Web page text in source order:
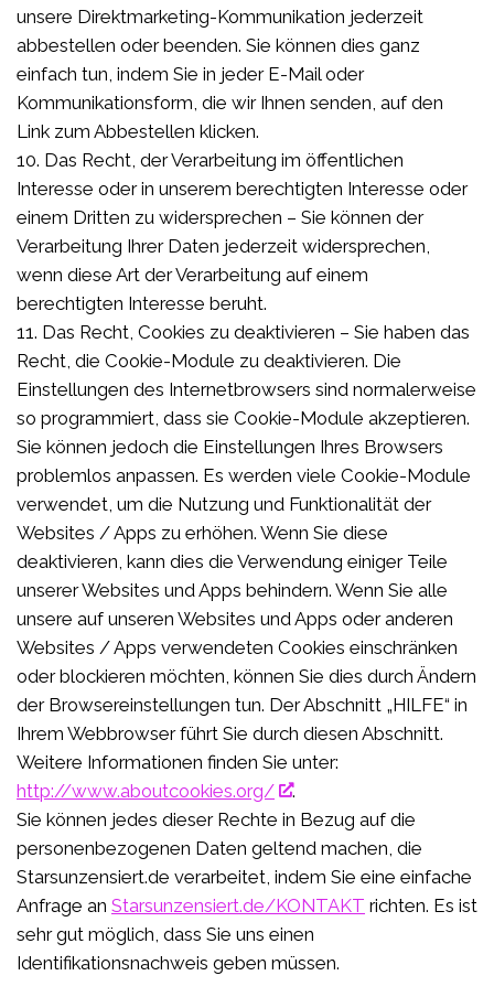
unsere Direktmarketing-Kommunikation jederzeit
abbestellen oder beenden. Sie können dies ganz
einfach tun, indem Sie in jeder E-Mail oder
Kommunikationsform, die wir Ihnen senden, auf den
Link zum Abbestellen klicken.
10. Das Recht, der Verarbeitung im öffentlichen
Interesse oder in unserem berechtigten Interesse oder
einem Dritten zu widersprechen – Sie können der
Verarbeitung Ihrer Daten jederzeit widersprechen,
wenn diese Art der Verarbeitung auf einem
berechtigten Interesse beruht.
11. Das Recht, Cookies zu deaktivieren – Sie haben das
Recht, die Cookie-Module zu deaktivieren. Die
Einstellungen des Internetbrowsers sind normalerweise
so programmiert, dass sie Cookie-Module akzeptieren.
Sie können jedoch die Einstellungen Ihres Browsers
problemlos anpassen. Es werden viele Cookie-Module
verwendet, um die Nutzung und Funktionalität der
Websites / Apps zu erhöhen. Wenn Sie diese
deaktivieren, kann dies die Verwendung einiger Teile
unserer Websites und Apps behindern. Wenn Sie alle
unsere auf unseren Websites und Apps oder anderen
Websites / Apps verwendeten Cookies einschränken
oder blockieren möchten, können Sie dies durch Ändern
der Browsereinstellungen tun. Der Abschnitt „HILFE“ in
Ihrem Webbrowser führt Sie durch diesen Abschnitt.
Weitere Informationen finden Sie unter:
http://www.aboutcookies.org/
.
Sie können jedes dieser Rechte in Bezug auf die
personenbezogenen Daten geltend machen, die
Starsunzensiert.de verarbeitet, indem Sie eine einfache
Anfrage an Starsunzensiert.de/KONTAKT richten. Es ist
sehr gut möglich, dass Sie uns einen
Identifikationsnachweis geben müssen.